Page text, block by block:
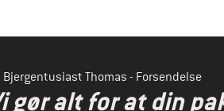
Bjergentusiast Thomas - Forsendelse
gør alt for at din